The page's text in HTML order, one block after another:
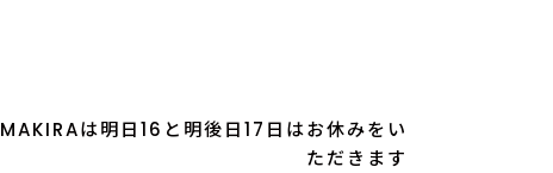
MAKIRAは明日16と明後日17日はお休みをい
ただきます